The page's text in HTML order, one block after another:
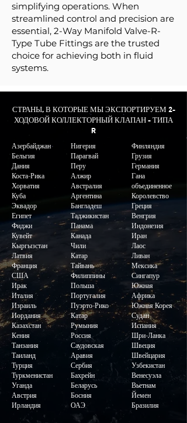
simplifying operations. When
streamlined control and precision are
essential, 2-Way Manifold Valve-R-
Type Tube Fittings are the trusted
choice for achieving both in fluid
systems.
СТРАНЫ, В КОТОРЫЕ МЫ ЭКСПОРТИРУЕМ 2-
ХОДОВОЙ КОЛЛЕКТОРНЫЙ КЛАПАН - ТИПА
R
Азербайджан
Бельгия
Дания
Коста-Рика
Хорватия
Куба
Эквадор
Египет
Фиджи
Кувейт
Кыргызстан
Латвия
Франция
США
Ирак
Италия
Израиль
Иордания
Казахстан
Кения
Танзания
Таиланд
Турция
Туркменистан
Уганда
Австрия
Ирландия
Нигерия
Парагвай
Перу
Алжир
Австралия
Аргентина
Бангладеш
Таджикистан
Панама
Канада
Чили
Катар
Тайвань
Филиппины
Польша
Португалия
Пуэрто-Рико
Катар
Румыния
Россия
Саудовская
Аравия
Сербия
Бахрейн
Беларусь
Босния
ОАЭ
Финляндия
Грузия
Германия
Гана
объединенное
Королевство
Греция
Венгрия
Индонезия
Иран
Лаос
Ливан
Мексика
Сингапур
Южная
Африка
Южная Корея
Судан
Испания
Шри-Ланка
Швеция
Швейцария
Узбекистан
Венесуэла
Вьетнам
Йемен
Бразилия